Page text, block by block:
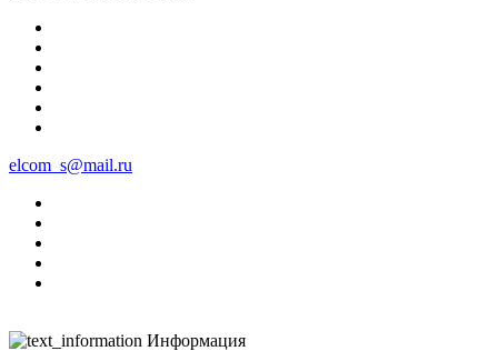
elcom_s@mail.ru
Информация